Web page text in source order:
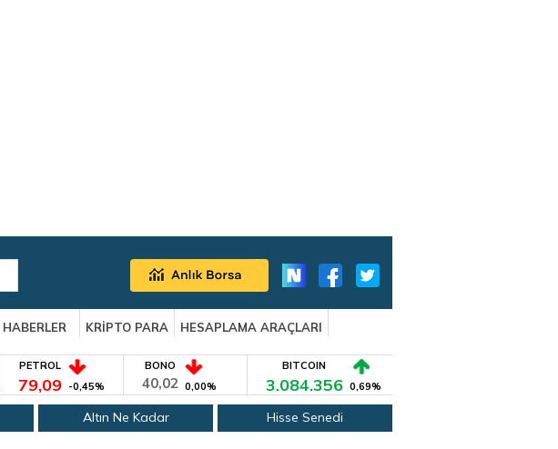
HABERLER KRİPTO PARA
HESAPLAMA ARAÇLARI
PETROL
79,09 -0,45%
BONO
40,02 0,00%
BITCOIN
3.084.356 0,69%
Altın Ne Kadar Hisse Senedi